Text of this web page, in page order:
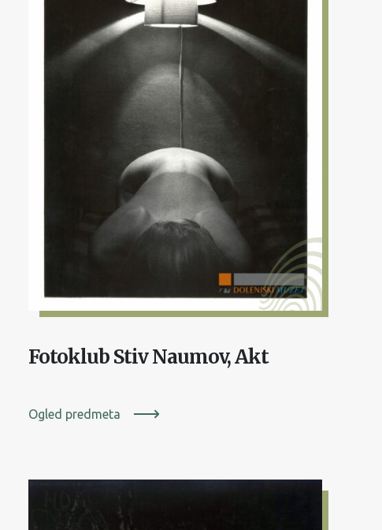
Fotoklub Stiv Naumov, Akt
Ogled predmeta